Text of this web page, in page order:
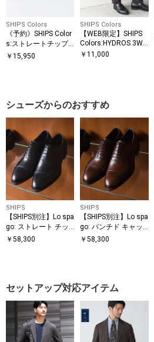
SHIPS Colors
《予約》SHIPS Color
s:ストレートチップ
シューズ◆
￥ 15,950
SHIPS Colors
【WEB限定】SHIPS
Colors:HYDROS 3WA
Y ブリーフケース
￥11,000
シューズからのおすすめ
SHIPS
【SHIPS別注】Lo spa
go: ストレート チッ
プ シューズ
￥ 58,300
SHIPS
【SHIPS別注】Lo spa
go: パンチド キャッ
プトゥ シューズ
￥58,300
セットアップ対応アイテム